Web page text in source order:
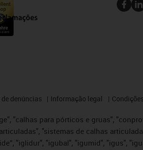
denúncias Informação legal
"calhas para pórticos e gruas",
"sistemas de calhas
"iglidur", "igubal", "igumid", "igus",